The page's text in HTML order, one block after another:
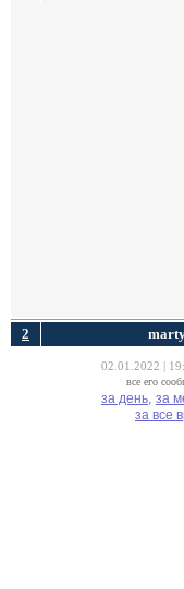
2
02.01.2022 |
все его
за день, за
за все